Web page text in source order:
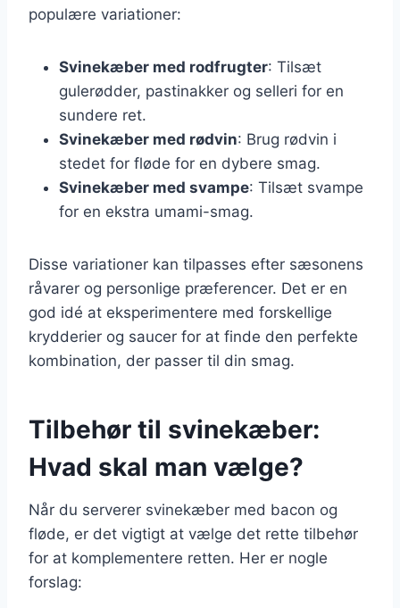
populære variationer:
Svinekæber med rodfrugter: Tilsæt
gulerødder, pastinakker og selleri for en
sundere ret.
Svinekæber med rødvin: Brug rødvin i
stedet for fløde for en dybere smag.
Svinekæber med svampe: Tilsæt svampe
for en ekstra umami-smag.
Disse variationer kan tilpasses efter sæsonens
råvarer og personlige præferencer. Det er en
god idé at eksperimentere med forskellige
krydderier og saucer for at finde den perfekte
kombination, der passer til din smag.
Tilbehør til svinekæber:
Hvad skal man vælge?
Når du serverer svinekæber med bacon og
fløde, er det vigtigt at vælge det rette tilbehør
for at komplementere retten. Her er nogle
forslag: